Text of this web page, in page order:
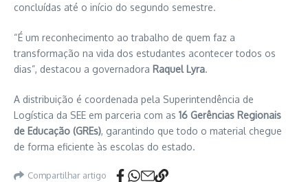
concluídas até o início do segundo semestre.
“É um reconhecimento ao trabalho de quem faz a
transformação na vida dos estudantes acontecer todos os
dias”, destacou a governadora Raquel Lyra.
A distribuição é coordenada pela Superintendência de
Logística da SEE em parceria com as 16 Gerências Regionais
de Educação (GREs), garantindo que todo o material chegue
de forma eficiente às escolas do estado.
Compartilhar artigo